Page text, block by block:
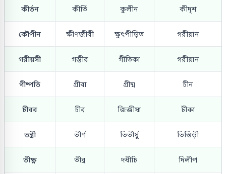
কীর্তন কীর্তি কুলীন কীদৃশ
কৌপীন ক্ষীণজীবী ক্ষুৎপীড়িত গরীয়ান
গরীয়সী গম্ভীর গীতিকা গরীয়ান
গীষ্পতি গ্রীবা গ্রীষ্ম চীন
চীবর চীর জিজীষা টীকা
তন্ত্রী তীর্ণ তিতীর্ষু তিস্তিড়ী
তীক্ষ্ণ তীব্র দধীচি দিলীপ